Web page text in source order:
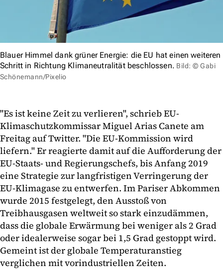
Blauer Himmel dank grüner Energie: die EU hat einen weiteren
Schritt in Richtung Klimaneutralität beschlossen. Bild: © Gabi
Schönemann/Pixelio
"Es ist keine Zeit zu verlieren", schrieb EU-
Klimaschutzkommissar Miguel Arias Canete am
Freitag auf Twitter. "Die EU-Kommission wird
liefern." Er reagierte damit auf die Aufforderung der
EU-Staats- und Regierungschefs, bis Anfang 2019
eine Strategie zur langfristigen Verringerung der
EU-Klimagase zu entwerfen. Im Pariser Abkommen
wurde 2015 festgelegt, den Ausstoß von
Treibhausgasen weltweit so stark einzudämmen,
dass die globale Erwärmung bei weniger als 2 Grad
oder idealerweise sogar bei 1,5 Grad gestoppt wird.
Gemeint ist der globale Temperaturanstieg
verglichen mit vorindustriellen Zeiten.